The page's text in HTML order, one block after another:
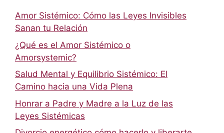
Amor Sistémico: Cómo las Leyes Invisibles
Sanan tu Relación
¿Qué es el Amor Sistémico o
Amorsystemic?
Salud Mental y Equilibrio Sistémico: El
Camino hacia una Vida Plena
Honrar a Padre y Madre a la Luz de las
Leyes Sistémicas